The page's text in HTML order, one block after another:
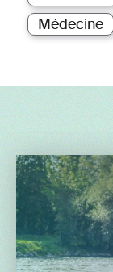
Médecine